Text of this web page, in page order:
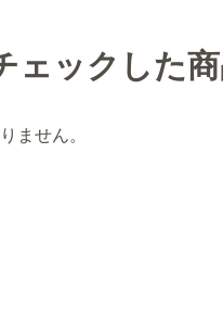
ェックした
ません。